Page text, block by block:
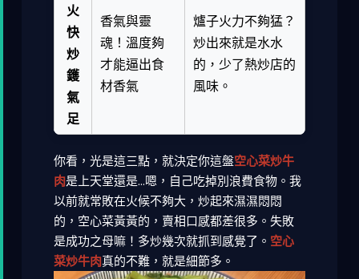
火
快
炒
鑊
氣
足
香氣與靈
魂！溫度夠
才能逼出食
材香氣
爐子火力不夠猛？
炒出來就是水水
的，少了熱炒店的
風味。
你看，光是這三點，就決定你這盤空心菜炒牛
肉是上天堂還是...嗯，自己吃掉別浪費食物。我
以前就常敗在火候不夠大，炒起來濕濕悶悶
的，空心菜黃黃的，賣相口感都差很多。失敗
是成功之母嘛！多炒幾次就抓到感覺了。 空心
菜炒牛肉真的不難，就是細節多。